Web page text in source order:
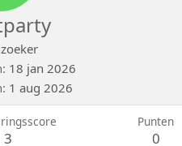
18 jan 2026
1 aug 2026
3
Punten
0